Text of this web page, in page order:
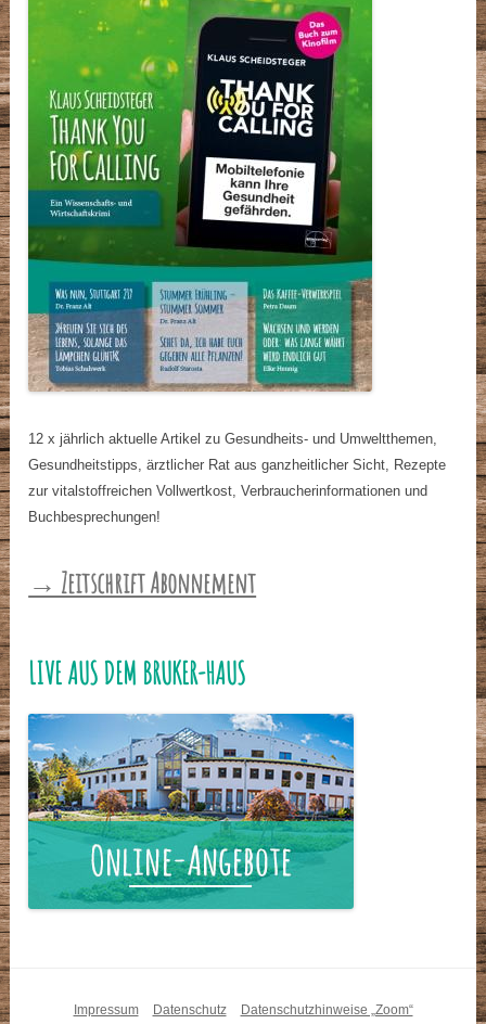
12 x jährlich aktuelle Artikel zu Gesundheits- und Umweltthemen,
Gesundheitstipps, ärztlicher Rat aus ganzheitlicher Sicht, Rezepte
zur vitalstoffreichen Vollwertkost, Verbraucherinformationen und
Buchbesprechungen!
→ Zeitschrift Abonnement
LIVE AUS DEM BRUKER-HAUS
Impressum Datenschutz Datenschutzhinweise „Zoom“